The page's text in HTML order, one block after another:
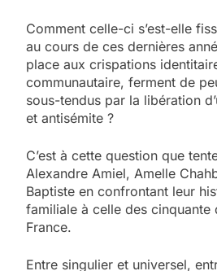
Comment celle-ci s’est-elle
au cours de ces dernières
place aux crispations
communautaire, ferment de
sous-tendus par la libération
et antisémite ?
C’est à cette question que
Alexandre Amiel, Amelle
Baptiste en confrontant leur
familiale à celle des cinquante
France.
Entre singulier et universel,